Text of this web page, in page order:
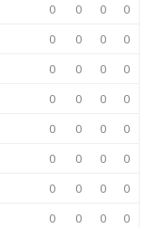
0 0 0
0
0 0 0
0
0 0 0
0
0 0 0
0
0 0 0
0
0 0 0
0
0 0 0
0
0 0 0
0